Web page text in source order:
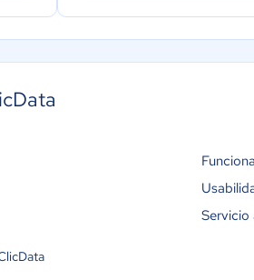
Servicio